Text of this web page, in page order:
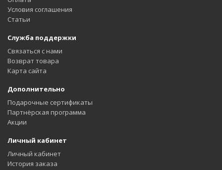
Условия соглашения
Статьи
Служба поддержки
Связаться с нами
Возврат товара
Карта сайта
Дополнительно
Подарочные сертификаты
Партнёрская программа
Акции
Личный кабинет
Личный кабинет
История заказа